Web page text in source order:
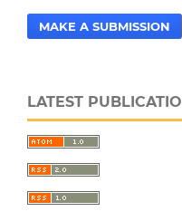
MAKE A SUBMISSION
LATEST